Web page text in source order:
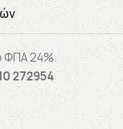
ΦΠΑ 24%.
272954